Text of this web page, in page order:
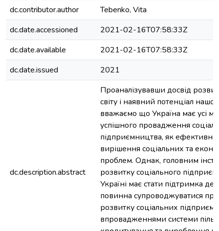
dc.contributor.author
Tebenko, Vita
dc.date.accessioned
2021-02-16T07:58:33Z
dc.date.available
2021-02-16T07:58:33Z
dc.date.issued
2021
dc.description.abstract
Проаналізувавши досвід
світу і наявний потенціал
вважаємо що Україна має усі
успішного провадження
підприємництва, як
вирішення соціальних та
проблем. Однак, головним
розвитку соціального
Україні має стати підтримка
повинна супроводжуватися
розвитку соціальних
впровадженнями системи